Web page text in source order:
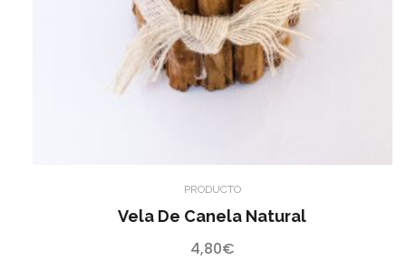
PRODUCTO
Vela De Canela Natural
4,80€